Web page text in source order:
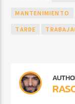
MANTENIMIENTO
TARDE